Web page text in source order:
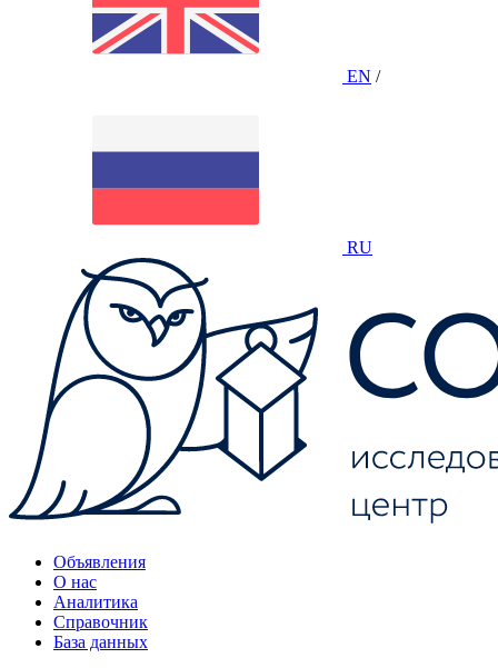
EN /
RU
Объявления
О нас
Аналитика
Справочник
База данных